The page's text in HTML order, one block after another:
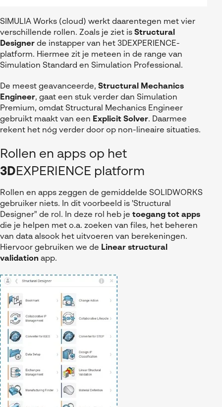
SIMULIA Works (cloud) werkt daarentegen met vier
verschillende rollen. Zoals je ziet is Structural
Designer de instapper van het 3DEXPERIENCE-
platform. Hiermee zit je meteen in de range van
Simulation Standard en Simulation Professional.
De meest geavanceerde, Structural Mechanics
Engineer, gaat een stuk verder dan Simulation
Premium, omdat Structural Mechanics Engineer
gebruikt maakt van een Explicit Solver. Daarmee
rekent het nóg verder door op non-lineaire situaties.
Rollen en apps op het
3DEXPERIENCE platform
Rollen en apps zeggen de gemiddelde SOLIDWORKS
gebruiker niets. In dit voorbeeld is 'Structural
Designer" de rol. In deze rol heb je toegang tot apps
die je helpen met o.a. zoeken van files, het beheren
van data alsook het uitvoeren van berekeningen.
Hiervoor gebruiken we de Linear structural
validation app.